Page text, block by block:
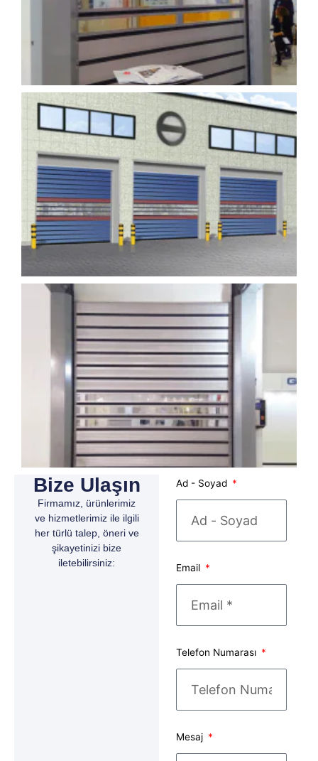
Bize Ulaşın
Firmamız, ürünlerimiz
ve hizmetlerimiz ile ilgili
her türlü talep, öneri ve
şikayetinizi bize
iletebilirsiniz:
Ad - Soyad
Email
Telefon Numarası
Mesaj